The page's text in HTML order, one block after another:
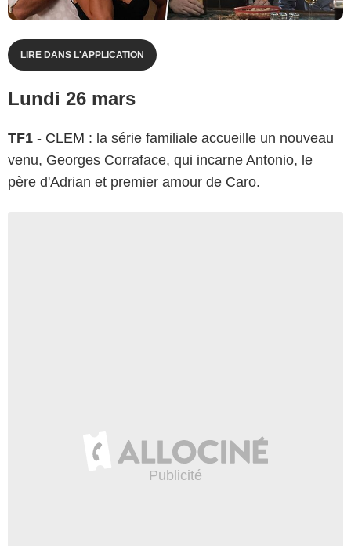
LIRE DANS L'APPLICATION
Lundi 26 mars
TF1 - CLEM : la série familiale accueille un nouveau
venu, Georges Corraface, qui incarne Antonio, le
père d'Adrian et premier amour de Caro.